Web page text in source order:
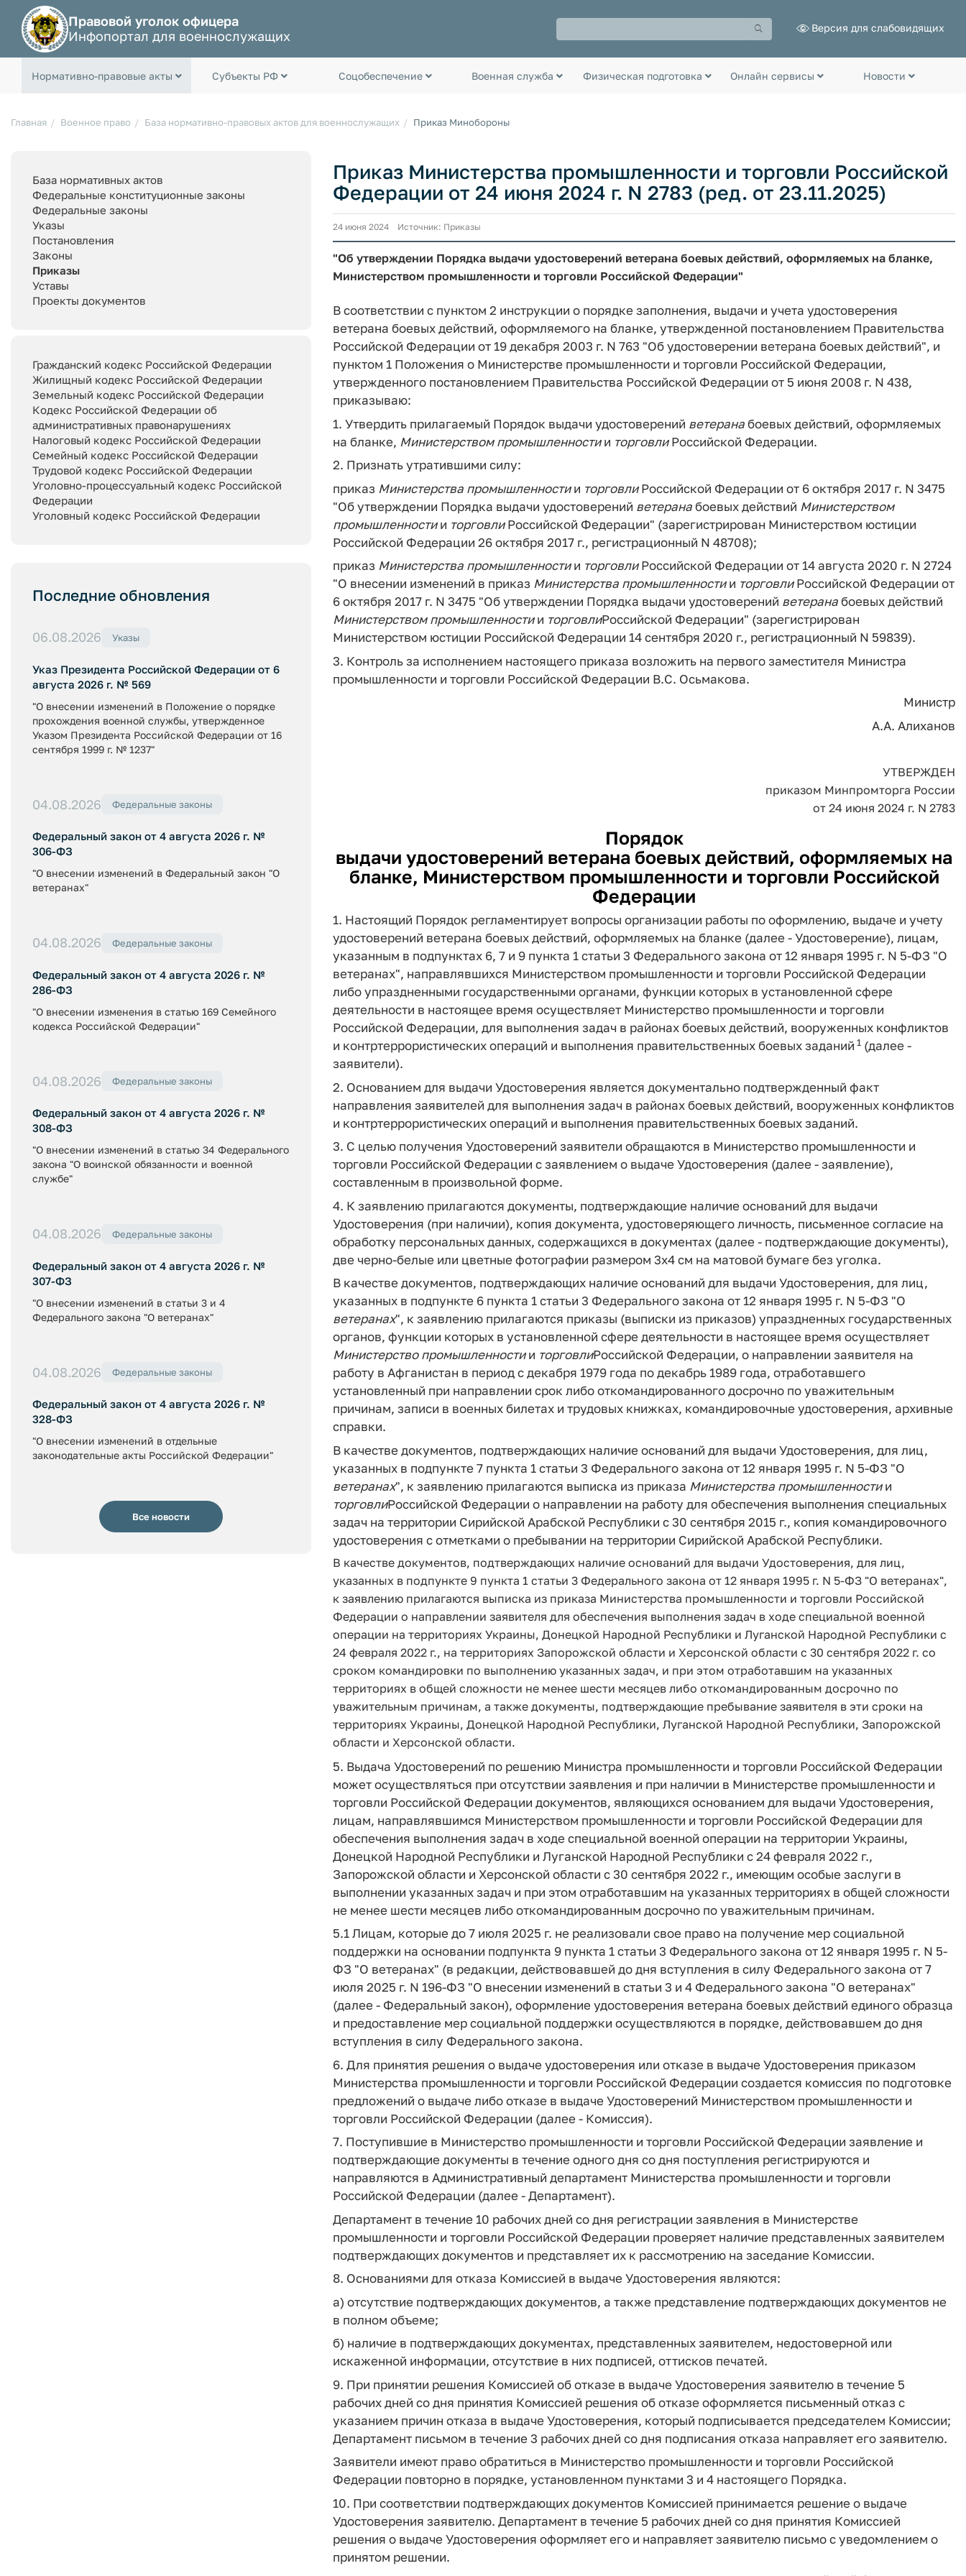
Правовой уголок офицера
Инфопортал для военнослужащих
Версия для слабовидящих
Нормативно-правовые акты Субъекты РФ Соцобеспечение Военная служба Физическая подготовка Онлайн сервисы Новости
Главная Военное право База нормативно-правовых актов для военнослужащих Приказ Минобороны
База нормативных актов
Федеральные конституционные законы
Федеральные законы
Указы
Постановления
Законы
Приказы
Уставы
Проекты документов
Гражданский кодекс Российской Федерации
Жилищный кодекс Российской Федерации
Земельный кодекс Российской Федерации
Кодекс Российской Федерации об
административных правонарушениях
Налоговый кодекс Российской Федерации
Семейный кодекс Российской Федерации
Трудовой кодекс Российской Федерации
Уголовно-процессуальный кодекс Российской
Федерации
Уголовный кодекс Российской Федерации
Последние обновления
06.08.2026 Указы
Указ Президента Российской Федерации от 6
августа 2026 г. № 569
"О внесении изменений в Положение о порядке
прохождения военной службы, утвержденное
Указом Президента Российской Федерации от 16
сентября 1999 г. № 1237"
04.08.2026 Федеральные законы
Федеральный закон от 4 августа 2026 г. №
306-ФЗ
"О внесении изменений в Федеральный закон "О
ветеранах"
04.08.2026 Федеральные законы
Федеральный закон от 4 августа 2026 г. №
286-ФЗ
"О внесении изменения в статью 169 Семейного
кодекса Российской Федерации"
04.08.2026 Федеральные законы
Федеральный закон от 4 августа 2026 г. №
308-ФЗ
"О внесении изменений в статью 34 Федерального
закона "О воинской обязанности и военной
службе"
04.08.2026 Федеральные законы
Федеральный закон от 4 августа 2026 г. №
307-ФЗ
"О внесении изменений в статьи 3 и 4
Федерального закона "О ветеранах"
04.08.2026 Федеральные законы
Федеральный закон от 4 августа 2026 г. №
328-ФЗ
"О внесении изменений в отдельные
законодательные акты Российской Федерации"
Все новости
Приказ Министерства промышленности и торговли Российской
Федерации от 24 июня 2024 г. N 2783 (ред. от 23.11.2025)
24 июня 2024 Источник: Приказы
"Об утверждении Порядка выдачи удостоверений ветерана боевых действий, оформляемых на бланке,
Министерством промышленности и торговли Российской Федерации"
В соответствии с пунктом 2 инструкции о порядке заполнения, выдачи и учета удостоверения
ветерана боевых действий, оформляемого на бланке, утвержденной постановлением Правительства
Российской Федерации от 19 декабря 2003 г. N 763 "Об удостоверении ветерана боевых действий", и
пунктом 1 Положения о Министерстве промышленности и торговли Российской Федерации,
утвержденного постановлением Правительства Российской Федерации от 5 июня 2008 г. N 438,
приказываю:
1. Утвердить прилагаемый Порядок выдачи удостоверений ветеранабоевых действий, оформляемых
на бланке, Министерством промышленностии торговлиРоссийской Федерации.
2. Признать утратившими силу:
приказ Министерства промышленностии торговлиРоссийской Федерации от 6 октября 2017 г. N 3475
"Об утверждении Порядка выдачи удостоверений ветеранабоевых действий Министерством
промышленностии торговлиРоссийской Федерации" (зарегистрирован Министерством юстиции
Российской Федерации 26 октября 2017 г., регистрационный N 48708);
приказ Министерства промышленностии торговлиРоссийской Федерации от 14 августа 2020 г. N 2724
"О внесении изменений в приказ Министерства промышленностии торговлиРоссийской Федерации от
6 октября 2017 г. N 3475 "Об утверждении Порядка выдачи удостоверений ветеранабоевых действий
Министерством промышленностии торговлиРоссийской Федерации" (зарегистрирован
Министерством юстиции Российской Федерации 14 сентября 2020 г., регистрационный N 59839).
3. Контроль за исполнением настоящего приказа возложить на первого заместителя Министра
промышленности и торговли Российской Федерации B.C. Осьмакова.
Министр
А.А. Алиханов
УТВЕРЖДЕН
приказом Минпромторга России
от 24 июня 2024 г. N 2783
Порядок
выдачи удостоверений ветерана боевых действий, оформляемых на
бланке, Министерством промышленности и торговли Российской
Федерации
1. Настоящий Порядок регламентирует вопросы организации работы по оформлению, выдаче и учету
удостоверений ветерана боевых действий, оформляемых на бланке (далее - Удостоверение), лицам,
указанным в подпунктах 6, 7 и 9 пункта 1 статьи 3 Федерального закона от 12 января 1995 г. N 5-ФЗ "О
ветеранах", направлявшихся Министерством промышленности и торговли Российской Федерации
либо упраздненными государственными органами, функции которых в установленной сфере
деятельности в настоящее время осуществляет Министерство промышленности и торговли
Российской Федерации, для выполнения задач в районах боевых действий, вооруженных конфликтов
и контртеррористических операций и выполнения правительственных боевых заданий 1 (далее -
заявители).
2. Основанием для выдачи Удостоверения является документально подтвержденный факт
направления заявителей для выполнения задач в районах боевых действий, вооруженных конфликтов
и контртеррористических операций и выполнения правительственных боевых заданий.
3. С целью получения Удостоверений заявители обращаются в Министерство промышленности и
торговли Российской Федерации с заявлением о выдаче Удостоверения (далее - заявление),
составленным в произвольной форме.
4. К заявлению прилагаются документы, подтверждающие наличие оснований для выдачи
Удостоверения (при наличии), копия документа, удостоверяющего личность, письменное согласие на
обработку персональных данных, содержащихся в документах (далее - подтверждающие документы),
две черно-белые или цветные фотографии размером 3x4 см на матовой бумаге без уголка.
В качестве документов, подтверждающих наличие оснований для выдачи Удостоверения, для лиц,
указанных в подпункте 6 пункта 1 статьи 3 Федерального закона от 12 января 1995 г. N 5-ФЗ "О
ветеранах", к заявлению прилагаются приказы (выписки из приказов) упраздненных государственных
органов, функции которых в установленной сфере деятельности в настоящее время осуществляет
Министерство промышленностии торговлиРоссийской Федерации, о направлении заявителя на
работу в Афганистан в период с декабря 1979 года по декабрь 1989 года, отработавшего
установленный при направлении срок либо откомандированного досрочно по уважительным
причинам, записи в военных билетах и трудовых книжках, командировочные удостоверения, архивные
справки.
В качестве документов, подтверждающих наличие оснований для выдачи Удостоверения, для лиц,
указанных в подпункте 7 пункта 1 статьи 3 Федерального закона от 12 января 1995 г. N 5-ФЗ "О
ветеранах", к заявлению прилагаются выписка из приказа Министерства промышленностии
торговлиРоссийской Федерации о направлении на работу для обеспечения выполнения специальных
задач на территории Сирийской Арабской Республики с 30 сентября 2015 г., копия командировочного
удостоверения с отметками о пребывании на территории Сирийской Арабской Республики.
В качестве документов, подтверждающих наличие оснований для выдачи Удостоверения, для лиц,
указанных в подпункте 9 пункта 1 статьи 3 Федерального закона от 12 января 1995 г. N 5-ФЗ "О ветеранах",
к заявлению прилагаются выписка из приказа Министерства промышленности и торговли Российской
Федерации о направлении заявителя для обеспечения выполнения задач в ходе специальной военной
операции на территориях Украины, Донецкой Народной Республики и Луганской Народной Республики с
24 февраля 2022 г., на территориях Запорожской области и Херсонской области с 30 сентября 2022 г. со
сроком командировки по выполнению указанных задач, и при этом отработавшим на указанных
территориях в общей сложности не менее шести месяцев либо откомандированным досрочно по
уважительным причинам, а также документы, подтверждающие пребывание заявителя в эти сроки на
территориях Украины, Донецкой Народной Республики, Луганской Народной Республики, Запорожской
области и Херсонской области.
5. Выдача Удостоверений по решению Министра промышленности и торговли Российской Федерации
может осуществляться при отсутствии заявления и при наличии в Министерстве промышленности и
торговли Российской Федерации документов, являющихся основанием для выдачи Удостоверения,
лицам, направлявшимся Министерством промышленности и торговли Российской Федерации для
обеспечения выполнения задач в ходе специальной военной операции на территории Украины,
Донецкой Народной Республики и Луганской Народной Республики с 24 февраля 2022 г.,
Запорожской области и Херсонской области с 30 сентября 2022 г., имеющим особые заслуги в
выполнении указанных задач и при этом отработавшим на указанных территориях в общей сложности
не менее шести месяцев либо откомандированным досрочно по уважительным причинам.
5.1 Лицам, которые до 7 июля 2025 г. не реализовали свое право на получение мер социальной
поддержки на основании подпункта 9 пункта 1 статьи 3 Федерального закона от 12 января 1995 г. N 5-
ФЗ "О ветеранах" (в редакции, действовавшей до дня вступления в силу Федерального закона от 7
июля 2025 г. N 196-ФЗ "О внесении изменений в статьи 3 и 4 Федерального закона "О ветеранах"
(далее - Федеральный закон), оформление удостоверения ветерана боевых действий единого образца
и предоставление мер социальной поддержки осуществляются в порядке, действовавшем до дня
вступления в силу Федерального закона.
6. Для принятия решения о выдаче удостоверения или отказе в выдаче Удостоверения приказом
Министерства промышленности и торговли Российской Федерации создается комиссия по подготовке
предложений о выдаче либо отказе в выдаче Удостоверений Министерством промышленности и
торговли Российской Федерации (далее - Комиссия).
7. Поступившие в Министерство промышленности и торговли Российской Федерации заявление и
подтверждающие документы в течение одного дня со дня поступления регистрируются и
направляются в Административный департамент Министерства промышленности и торговли
Российской Федерации (далее - Департамент).
Департамент в течение 10 рабочих дней со дня регистрации заявления в Министерстве
промышленности и торговли Российской Федерации проверяет наличие представленных заявителем
подтверждающих документов и представляет их к рассмотрению на заседание Комиссии.
8. Основаниями для отказа Комиссией в выдаче Удостоверения являются:
а) отсутствие подтверждающих документов, а также представление подтверждающих документов не
в полном объеме;
б) наличие в подтверждающих документах, представленных заявителем, недостоверной или
искаженной информации, отсутствие в них подписей, оттисков печатей.
9. При принятии решения Комиссией об отказе в выдаче Удостоверения заявителю в течение 5
рабочих дней со дня принятия Комиссией решения об отказе оформляется письменный отказ с
указанием причин отказа в выдаче Удостоверения, который подписывается председателем Комиссии;
Департамент письмом в течение 3 рабочих дней со дня подписания отказа направляет его заявителю.
Заявители имеют право обратиться в Министерство промышленности и торговли Российской
Федерации повторно в порядке, установленном пунктами 3 и 4 настоящего Порядка.
10. При соответствии подтверждающих документов Комиссией принимается решение о выдаче
Удостоверения заявителю. Департамент в течение 5 рабочих дней со дня принятия Комиссией
решения о выдаче Удостоверения оформляет его и направляет заявителю письмо с уведомлением о
принятом решении.